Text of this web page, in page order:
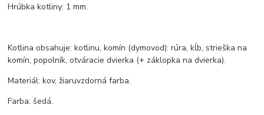
Hrúbka kotliny: 1 mm.
Kotlina obsahuje: kotlinu, komín (dymovod): rúra, kĺb, strieška na
komín, popolník, otváracie dvierka (+ záklopka na dvierka).
Materiál: kov, žiaruvzdorná farba.
Farba: šedá.